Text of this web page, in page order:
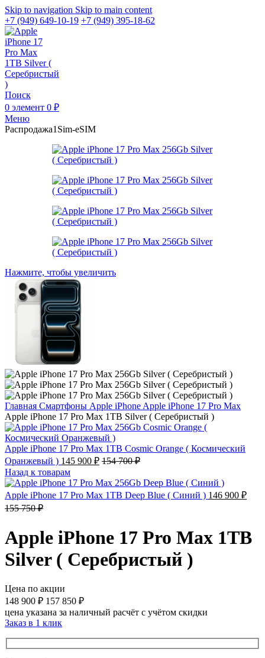
Skip to navigation Skip to main content
+7 (949) 649-10-19 +7 (949) 395-18-62
Поиск
0 элемент 0 ₽
Меню
Распродажа1Sim-eSIM
Нажмите, чтобы увеличить
Главная Смартфоны Apple iPhone Apple iPhone 17 Pro Max
Apple iPhone 17 Pro Max 1TB Silver ( Серебристый )
Apple iPhone 17 Pro Max 1TB Cosmic Orange ( Космический
Оранжевый ) 145 900 ₽ 154 700₽
Назад к товарам
Apple iPhone 17 Pro Max 1TB Deep Blue ( Синий ) 146 900 ₽
155 750₽
Apple iPhone 17 Pro Max 1TB
Silver ( Серебристый )
Цена по акции
148 900 ₽ 157 850 ₽
цена указана за наличный расчёт с учётом скидки
Заказ в 1 клик